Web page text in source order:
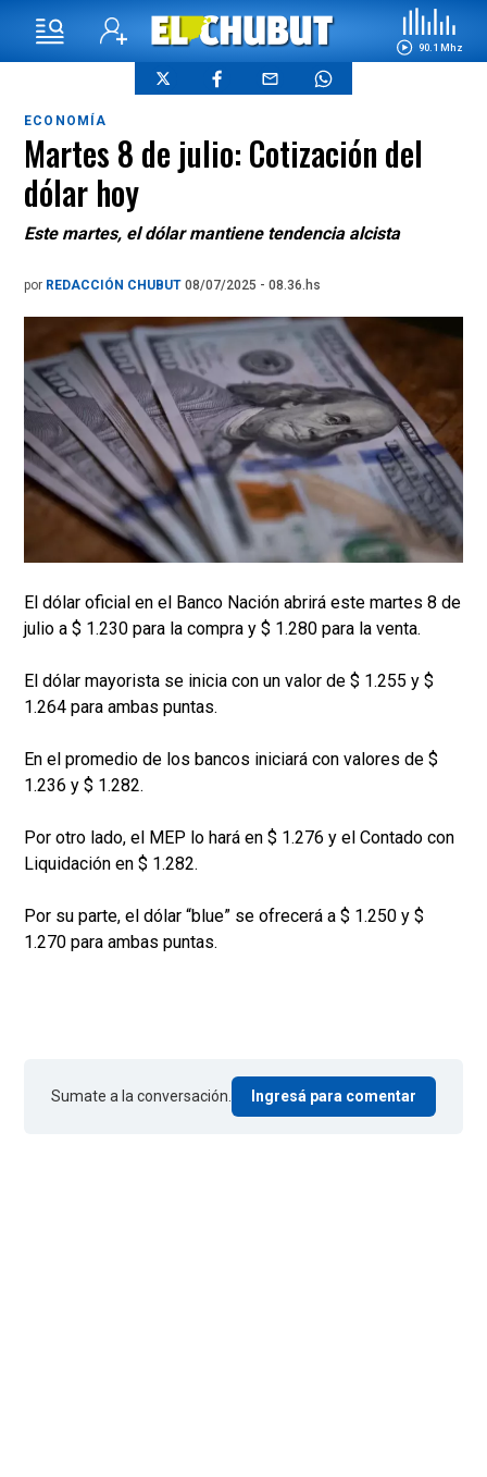
90.1 Mhz
ECONOMÍA
Martes 8 de julio: Cotización del
dólar hoy
Este martes, el dólar mantiene tendencia alcista
por REDACCIÓN CHUBUT 08/07/2025 - 08.36.hs
El dólar oficial en el Banco Nación abrirá este martes 8 de
julio a $ 1.230 para la compra y $ 1.280 para la venta.
El dólar mayorista se inicia con un valor de $ 1.255 y $
1.264 para ambas puntas.
En el promedio de los bancos iniciará con valores de $
1.236 y $ 1.282.
Por otro lado, el MEP lo hará en $ 1.276 y el Contado con
Liquidación en $ 1.282.
Por su parte, el dólar “blue” se ofrecerá a $ 1.250 y $
1.270 para ambas puntas.
Sumate a la conversación. Ingresá para comentar